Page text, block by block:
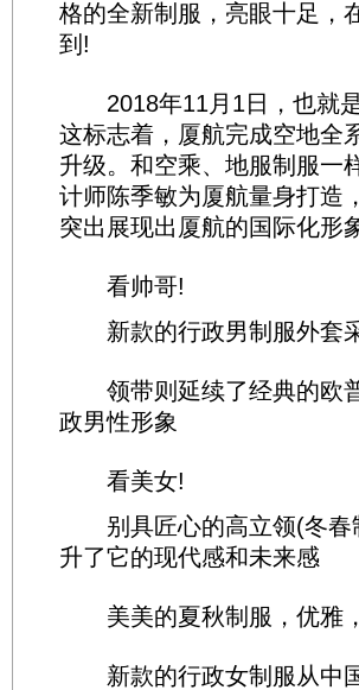
格的全新制服，亮眼十足，
到!
2018年11月1日，也就是
这标志着，厦航完成空地全
升级。和空乘、地服制服一
计师陈季敏为厦航量身打造
突出展现出厦航的国际化形
看帅哥!
新款的行政男制服外套采
领带则延续了经典的欧普
政男性形象
看美女!
别具匠心的高立领(冬春
升了它的现代感和未来感
美美的夏秋制服，优雅
新款的行政女制服从中国